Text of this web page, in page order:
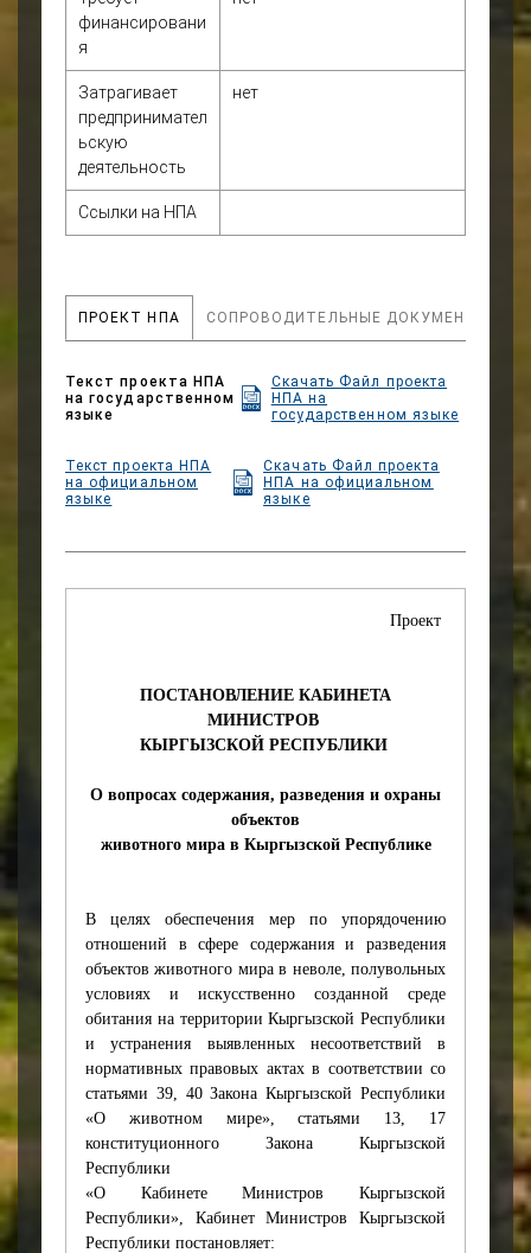
гуманного обращения с
животными, развитие
незаконного оборота
финансировани
я
Затрагивает
предпринимател
ьскую
деятельность
нет
Ссылки на НПА
ПРОЕКТ НПА СОПРОВОДИТЕЛЬНЫЕ ДОКУМЕНТЫ
Текст проекта НПА
на государственном
языке
Скачать Файл проекта
НПА на
государственном языке
Текст проекта НПА
на официальном
языке
Скачать Файл проекта
НПА на официальном
языке
Проект
ПОСТАНОВЛЕНИЕ КАБИНЕТА
МИНИСТРОВ
КЫРГЫЗСКОЙ РЕСПУБЛИКИ
О вопросах содержания, разведения и охраны
объектов
животного мира в Кыргызской Республике
В целях обеспечения мер по упорядочению
отношений в сфере содержания и разведения
объектов животного мира в неволе, полувольных
условиях и искусственно созданной среде
обитания на территории Кыргызской Республики
и устранения выявленных несоответствий в
нормативных правовых актах в соответствии со
статьями 39, 40 Закона Кыргызской Республики
«О животном мире», статьями 13, 17
конституционного Закона Кыргызской
Республики
«О Кабинете Министров Кыргызской
Республики», Кабинет Министров Кыргызской
Республики постановляет: